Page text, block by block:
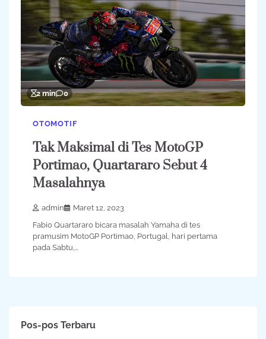
2 min 0
OTOMOTIF
Tak Maksimal di Tes MotoGP
Portimao, Quartararo Sebut 4
Masalahnya
admin
Maret 12, 2023
Fabio Quartararo bicara masalah Yamaha di tes
pramusim MotoGP Portimao, Portugal, hari pertama
pada Sabtu,…
Pos-pos Terbaru